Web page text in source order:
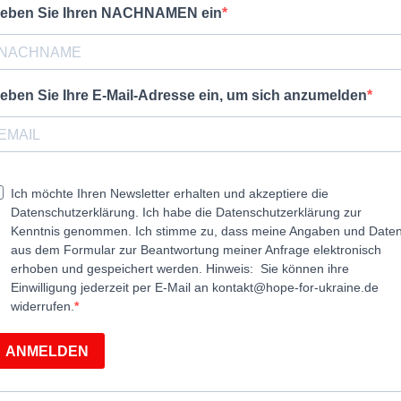
Sie Ihren NACHNAMEN ein
Sie Ihre E-Mail-Adresse ein, um sich anzumelden
Ich möchte Ihren Newsletter erhalten und akzeptiere die
Datenschutzerklärung. Ich habe die Datenschutzerklärung zur
Kenntnis genommen. Ich stimme zu, dass meine Angaben und
aus dem Formular zur Beantwortung meiner Anfrage elektronisch
erhoben und gespeichert werden. Hinweis: Sie können ihre
Einwilligung jederzeit per E-Mail an kontakt@hope-for-ukraine.de
widerrufen.
ANMELDEN